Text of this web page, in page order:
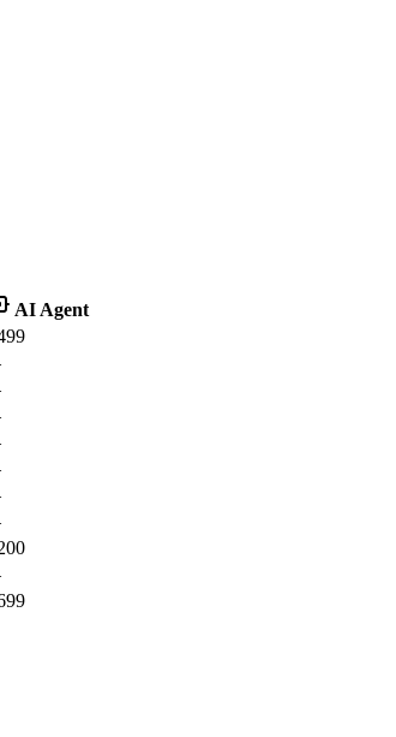
AI Agent